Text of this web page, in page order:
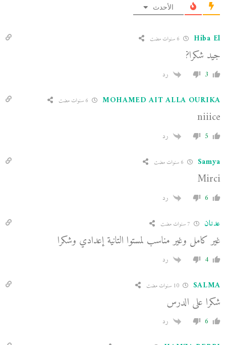
الأحدث
Hiba El
جيد شكرا?
3 رد
MOHAMED AIT ALLA OURIKA
niiice
5 رد
Samya
Mirci
6 رد
عدنان
غير كامل وغير مناسب لمستوا التانية إعدادي وشكرا
4 رد
SALMA 10 سنوات مضت
شكرا على الدرس
6 رد